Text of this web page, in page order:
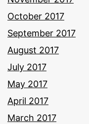
October 2017
September 2017
August 2017
July 2017
May 2017
April 2017
March 2017